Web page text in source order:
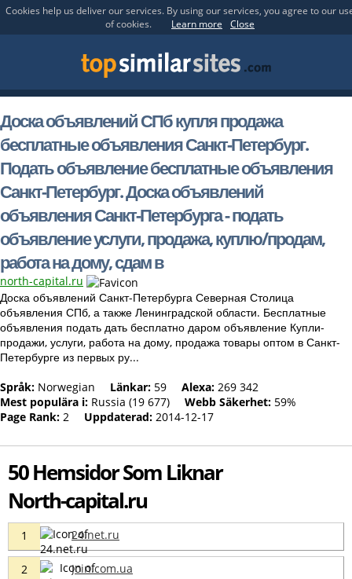
Cookies help us deliver our services. By using our services, you agree to our
of cookies.
Learn more Close
Доска объявлений СПб купля продажа
бесплатные объявления Санкт-Петербург.
Подать объявление бесплатные объявления
Санкт-Петербург. Доска объявлений
объявления Санкт-Петербурга - подать
объявление услуги, продажа, куплю/продам,
работа на дому, сдам в
north-capital.ru
Доска объявлений Санкт-Петербурга Северная Столица
объявления СПб, а также Ленинградской области. Бесплатные
объявления подать дать бесплатно даром объявление Купли-
продажи, услуги, работа на дому, продажа товары оптом в Санкт-
Петербурге из первых ру...
Språk: Norwegian Länkar: 59 Alexa: 269 342
Mest populära i: Russia (19 677) Webb Säkerhet: 59%
Page Rank: 2 Uppdaterad: 2014-12-17
50 Hemsidor Som Liknar
North-capital.ru
1 24.net.ru
2 Join.com.ua